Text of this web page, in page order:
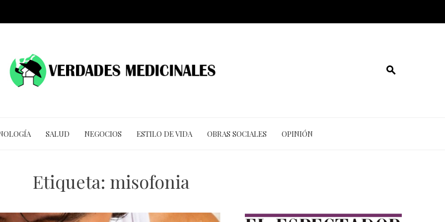
SALUD NEGOCIOS ESTILO DE VIDA OBRAS SOCIALES OPINIÓN
Etiqueta: misofonia